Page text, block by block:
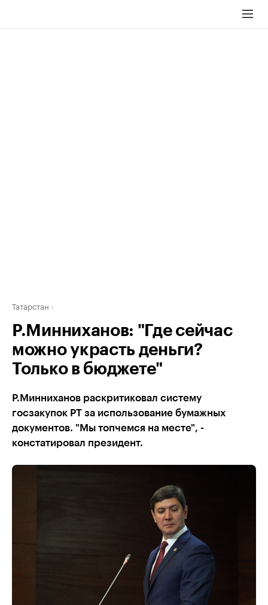
Татарстан
Р.Минниханов: "Где сейчас
можно украсть деньги?
Только в бюджете"
Р.Минниханов раскритиковал систему
госзакупок РТ за использование бумажных
документов. "Мы топчемся на месте", -
констатировал президент.